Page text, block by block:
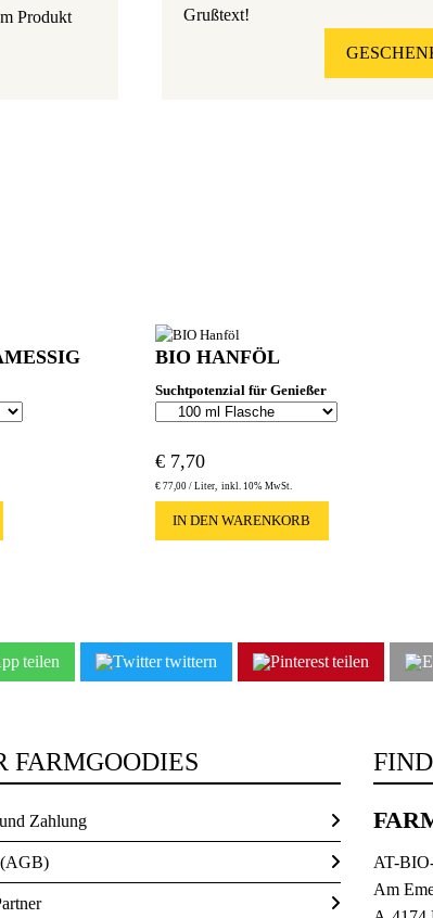
Produkt
Grußtext!
BIO HANFÖL
Suchtpotenzial für Genießer
€ 7,70
€ 77,00 / Liter inkl. 10% MwSt.
IN DEN WARENKORB
teilen twittern teilen
FARMGOODIES
Zahlung
AT-
Am